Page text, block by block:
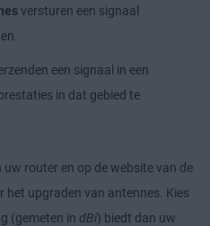
versturen een signaal
een signaal in een
in dat gebied te
router en op de website van de
upgraden van antennes. Kies
(gemeten in dBi) biedt dan uw